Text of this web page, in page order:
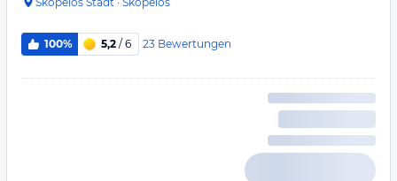
100% 5,2 / 6 23 Bewertungen